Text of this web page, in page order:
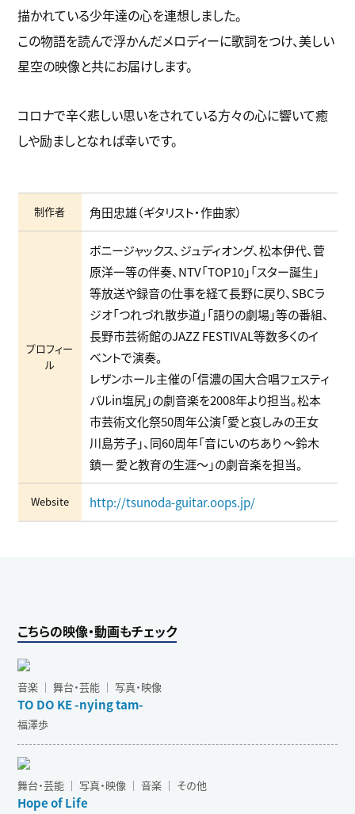
描かれている少年達の心を連想しました。
この物語を読んで浮かんだメロディーに歌詞をつけ、美しい
星空の映像と共にお届けします。
コロナで辛く悲しい思いをされている方々の心に響いて癒
しや励ましとなれば幸いです。
制作者 角田忠雄（ギタリスト・作曲家）
プロフィー
ル
ボニージャックス、ジュディオング、松本伊代、菅
原洋一等の伴奏、NTV「TOP10」「スター誕生」
等放送や録音の仕事を経て長野に戻り、SBCラ
ジオ「つれづれ散歩道」「語りの劇場」等の番組、
長野市芸術館のJAZZ FESTIVAL等数多くのイ
ベントで演奏。
レザンホール主催の「信濃の国大合唱フェスティ
バルin塩尻」の劇音楽を2008年より担当。松本
市芸術文化祭50周年公演「愛と哀しみの王女
川島芳子」、同60周年「音にいのちあり ～鈴木
鎮一 愛と教育の生涯～」の劇音楽を担当。
Website http://tsunoda-guitar.oops.jp/
こちらの映像・動画もチェック
音楽 ｜ 舞台・芸能 ｜ 写真・映像
TO DO KE -nying tam-
福澤歩
舞台・芸能 ｜ 写真・映像 ｜ 音楽 ｜ その他
Hope of Life